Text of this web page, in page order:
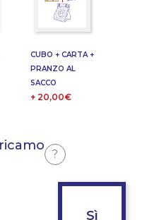
CUBO + CARTA +
PRANZO AL
SACCO
+ 20,00€
?
Sì